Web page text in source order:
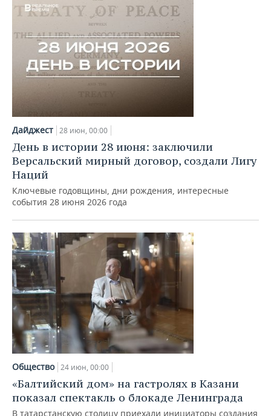
Дайджест 28 июн, 00:00
День в истории 28 июня: заключили
Версальский мирный договор, создали Лигу
Наций
Ключевые годовщины, дни рождения, интересные
события 28 июня 2026 года
Общество 24 июн, 00:00
«Балтийский дом» на гастролях в Казани
показал спектакль о блокаде Ленинграда
В татарстанскую столицу приехали инициаторы создания